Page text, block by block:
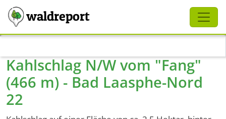
waldreport
Kahlschlag N/W vom "Fang"
(466 m) - Bad Laasphe-Nord
22
Schliessen